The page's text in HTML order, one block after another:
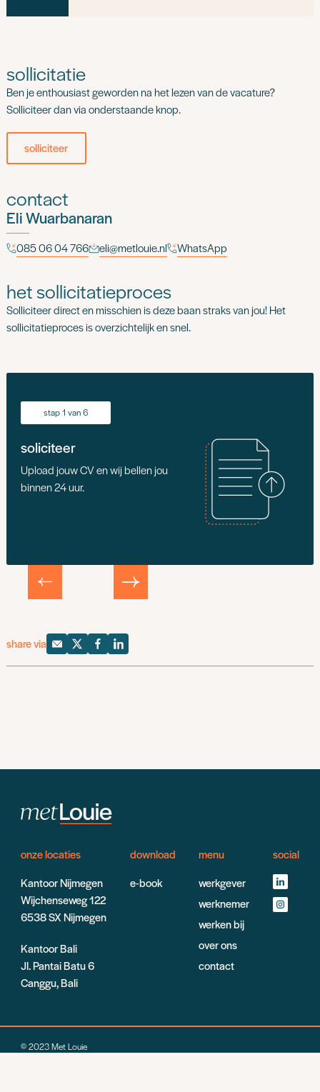
sollicitatie
Ben je enthousiast geworden na het lezen van de vacature?
Solliciteer dan via onderstaande knop.
solliciteer
contact
Eli Wuarbanaran
085 06 04 766 eli@metlouie.nl WhatsApp
het sollicitatieproces
Solliciteer direct en misschien is deze baan straks van jou! Het
sollicitatieproces is overzichtelijk en snel.
stap 1 van 6
soliciteer
Upload jouw CV en wij bellen jou
binnen 24 uur.
share via
onze locaties
Kantoor Nijmegen
Wijchenseweg 122
6538 SX Nijmegen
Kantoor Bali
Jl. Pantai Batu 6
Canggu, Bali
download
e-book
menu
werkgever
werknemer
werken bij
over ons
contact
social
© 2023 Met Louie